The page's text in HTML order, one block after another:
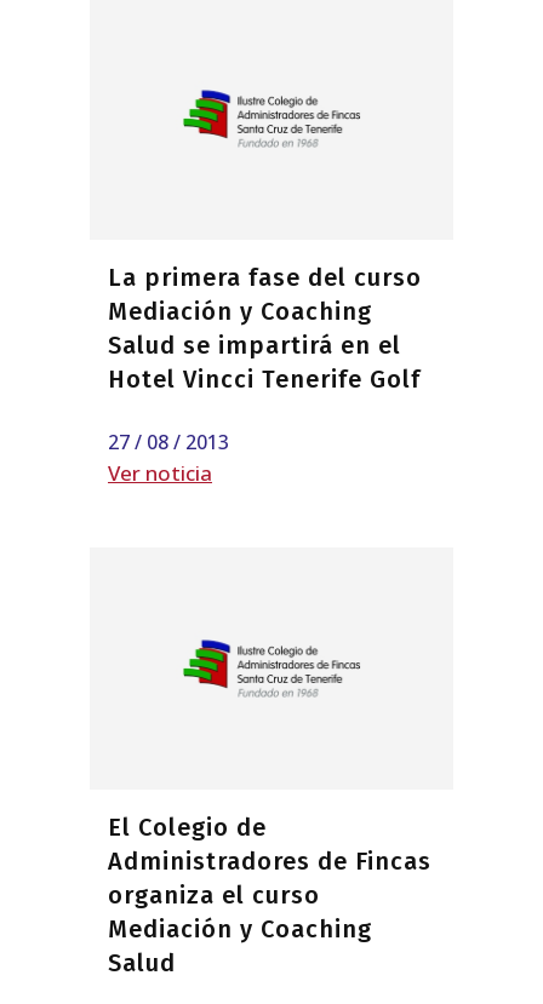
La primera fase del curso
Mediación y Coaching
Salud se impartirá en el
Hotel Vincci Tenerife Golf
27 / 08 / 2013
Ver noticia
El Colegio de
Administradores de Fincas
organiza el curso
Mediación y Coaching
Salud